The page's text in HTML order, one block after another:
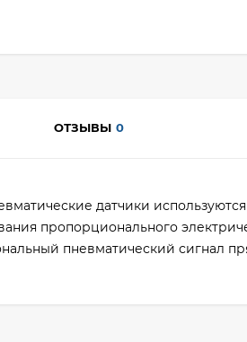
ОТЗЫВЫ 0
датчики
пропорционального
пневматический сигнал